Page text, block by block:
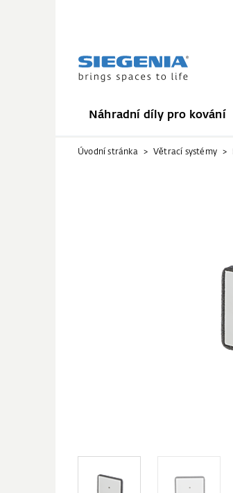
Náhradní díly pro kování
Úvodní stránka Větrací systémy